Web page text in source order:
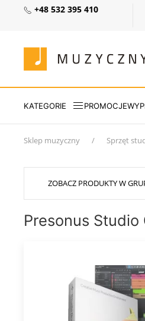
+48 532 395 410
KATEGORIE PROMOCJE
Sklep muzyczny Sprzęt
ZOBACZ PRODUKTY W
Presonus